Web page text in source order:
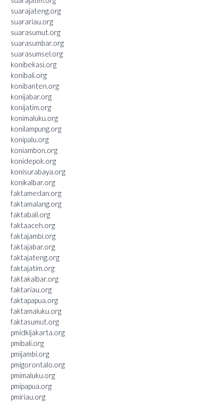
suarajateng.org
suarariau.org
suarasumut.org
suarasumbar.org
suarasumsel.org
konibekasi.org
konibali.org
konibanten.org
konijabar.org
konijatim.org
konimaluku.org
konilampung.org
konipalu.org
koniambon.org
konidepok.org
konisurabaya.org
konikalbar.org
faktamedan.org
faktamalang.org
faktabali.org
faktaaceh.org
faktajambi.org
faktajabar.org
faktajateng.org
faktajatim.org
faktakalbar.org
faktariau.org
faktapapua.org
faktamaluku.org
faktasumut.org
pmidkijakarta.org
pmibali.org
pmijambi.org
pmigorontalo.org
pmimaluku.org
pmipapua.org
pmiriau.org